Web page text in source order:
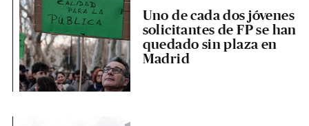
Uno de cada dos jóvenes
solicitantes de FP se han
quedado sin plaza en
Madrid